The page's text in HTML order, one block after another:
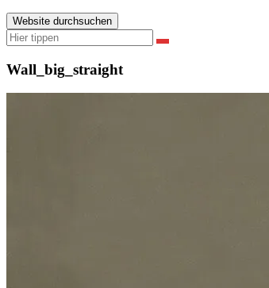
Website durchsuchen
Suchen
nach:
Suchen
Wall_big_straight